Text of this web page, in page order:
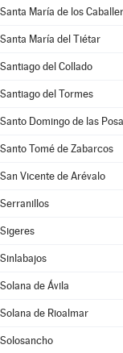
Santa María de los
Santa María del Tiétar
Santiago del Collado
Santiago del Tormes
Santo Domingo de las
Santo Tomé de Zabarcos
San Vicente de Arévalo
Serranillos
Sigeres
Sinlabajos
Solana de Ávila
Solana de Rioalmar
Solosancho